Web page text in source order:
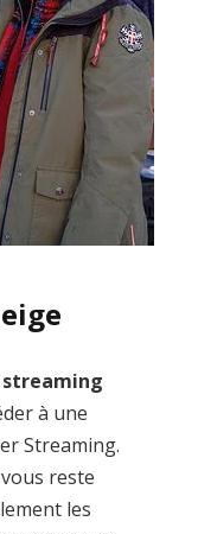
à une
Streaming.
reste
les
La Légende des
1000 dragons